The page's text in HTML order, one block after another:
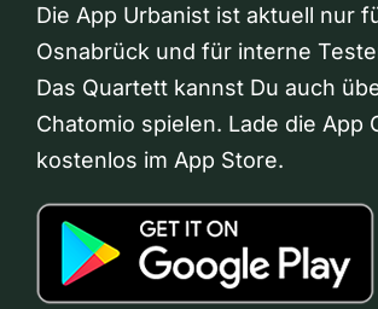
Die App Urbanist ist aktuell nur
Osnabrück und für interne
Das Quartett kannst Du auch
Chatomio spielen. Lade die App
kostenlos im App Store.